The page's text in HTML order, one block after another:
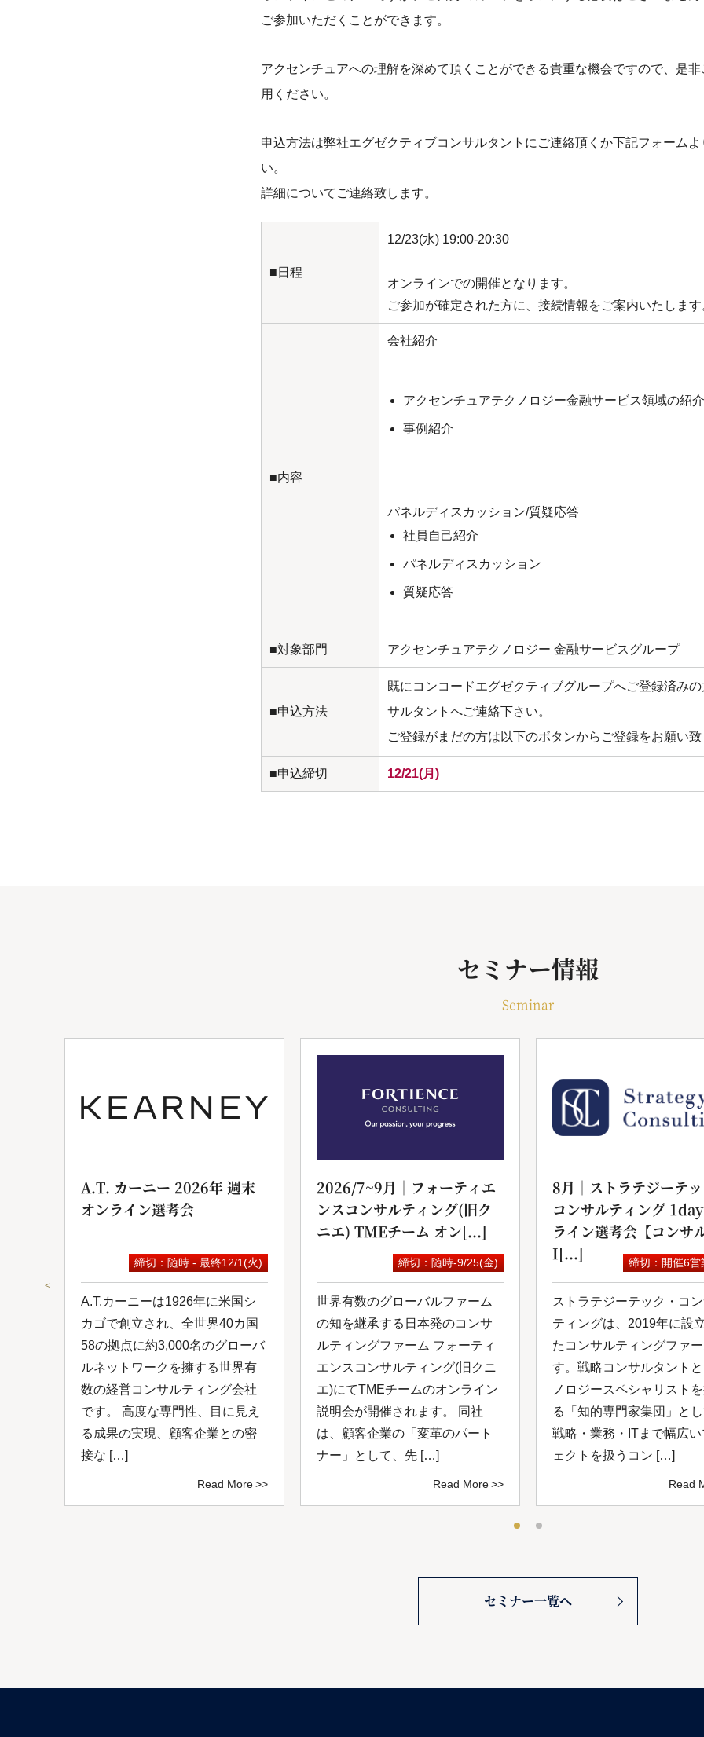
ご参加いただくことができます。
アクセンチュアへの理解を深めて頂くことができる貴重な機会ですので、是
用ください。
申込方法は弊社エグゼクティブコンサルタントにご連絡頂くか下記フォーム
い。
詳細についてご連絡致します。
■日程
12/23(水) 19:00-20:30
オンラインでの開催となります。
ご参加が確定された方に、接続情報をご案内いたします
■内容
会社紹介
アクセンチュアテクノロジー金融サービス領域の紹介
事例紹介
パネルディスカッション/質疑応答
社員自己紹介
パネルディスカッション
質疑応答
■対象部門 アクセンチュアテクノロジー 金融サービスグループ
■申込方法
既にコンコードエグゼクティブグループへご登録済み
サルタントへご連絡下さい。
ご登録がまだの方は以下のボタンからご登録をお願い
■申込締切 12/21(月)
セミナー情報
Seminar
＜
A.T. カーニー 2026年 週末
オンライン選考会
締切：随時 - 最終12/1(火)
A.T.カーニーは1926年に米国シ
カゴで創立され、全世界40カ国
58の拠点に約3,000名のグローバ
ルネットワークを擁する世界有
数の経営コンサルティング会社
です。 高度な専門性、目に見え
る成果の実現、顧客企業との密
接な […]
Read More
2026/7~9月｜フォーティエ
ンスコンサルティング(旧ク
ニエ) TMEチーム オン[...]
締切：随時-9/25(金)
世界有数のグローバルファーム
の知を継承する日本発のコンサ
ルティングファーム フォーティ
エンスコンサルティング(旧クニ
エ)にてTMEチームのオンライン
説明会が開催されます。 同社
は、顧客企業の「変革のパート
ナー」として、先 […]
Read More
8月｜ストラテジーテ
コンサルティング
ライン選考会【コンサ
I[...]
締切：開催6営
ストラテジーテック・コ
ティングは、2019年に設
たコンサルティングファ
す。戦略コンサルタント
ノロジースペシャリスト
る「知的専⾨家集団」と
戦略・業務・ITまで幅広
ェクトを扱うコン […]
Read
セミナー一覧へ